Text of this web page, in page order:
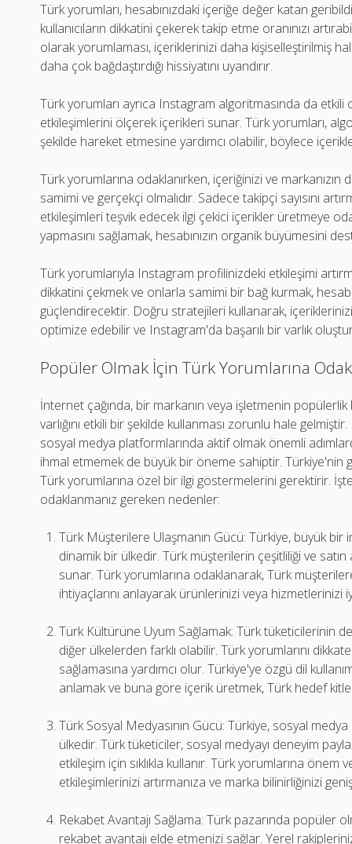
Türk yorumları, hesabınızdaki içeriğe değer katan
kullanıcıların dikkatini çekerek takip etme oranınızı
olarak yorumlaması, içeriklerinizi daha kişiselleştirilmiş
daha çok bağdaştırdığı hissiyatını uyandırır.
Türk yorumları ayrıca Instagram algoritmasında da etkili
etkileşimlerini ölçerek içerikleri sunar. Türk yorumları,
şekilde hareket etmesine yardımcı olabilir, böylece
Türk yorumlarına odaklanırken, içeriğinizi ve
samimi ve gerçekçi olmalıdır. Sadece takipçi sayısını
etkileşimleri teşvik edecek ilgi çekici içerikler üretmeye
yapmasını sağlamak, hesabınızın organik büyümesini
Türk yorumlarıyla Instagram profilinizdeki etkileşimi
dikkatini çekmek ve onlarla samimi bir bağ kurmak,
güçlendirecektir. Doğru stratejileri kullanarak,
optimize edebilir ve Instagram'da başarılı bir varlık
Popüler Olmak İçin Türk Yorumlarına
İnternet çağında, bir markanın veya işletmenin popülerlik
varlığını etkili bir şekilde kullanması zorunlu hale
sosyal medya platformlarında aktif olmak önemli
ihmal etmemek de büyük bir öneme sahiptir. Türkiye'nin
Türk yorumlarına özel bir ilgi göstermelerini gerektirir.
odaklanmanız gereken nedenler:
Türk Müşterilere Ulaşmanın Gücü: Türkiye, büyük bir
dinamik bir ülkedir. Türk müşterilerin çeşitliliği ve
sunar. Türk yorumlarına odaklanarak, Türk
ihtiyaçlarını anlayarak ürünlerinizi veya hizmetlerinizi
Türk Kültürüne Uyum Sağlamak: Türk tüketicilerinin
diğer ülkelerden farklı olabilir. Türk yorumlarını
sağlamasına yardımcı olur. Türkiye'ye özgü dil
anlamak ve buna göre içerik üretmek, Türk hedef
Türk Sosyal Medyasının Gücü: Türkiye, sosyal medya
ülkedir. Türk tüketiciler, sosyal medyayı deneyim
etkileşim için sıklıkla kullanır. Türk yorumlarına
etkileşimlerinizi artırmanıza ve marka bilinirliğinizi
Rekabet Avantajı Sağlama: Türk pazarında popüler
rekabet avantajı elde etmenizi sağlar. Yerel